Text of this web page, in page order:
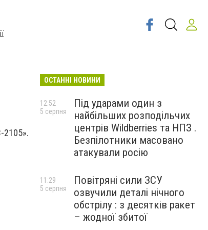
2105».
ОСТАННІ НОВИНИ
Під ударами один з
найбільших розподільчих
центрів Wildberries та НПЗ .
Безпілотники масовано
атакували росію
12:52
5 серпня
Повітряні сили ЗСУ
озвучили деталі нічного
обстрілу : з десятків ракет
– жодної збитої
11:29
5 серпня